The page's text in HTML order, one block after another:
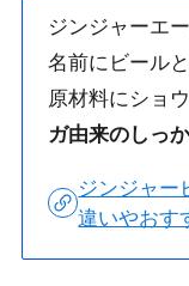
ジンジャーエ
名前にビール
原材料にショ
ガ由来のしっ
ジンジャー
違いやおす